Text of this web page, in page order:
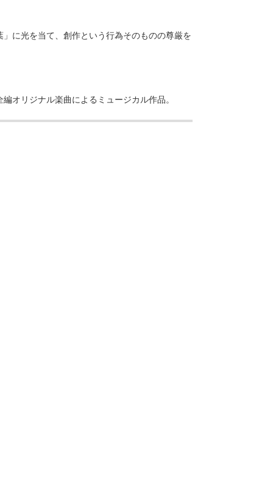
に光を当て、創作という行為そのものの尊厳を
オリジナル楽曲によるミュージカル作品。